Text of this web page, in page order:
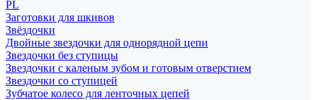
PL
Заготовки для шкивов
Звёздочки
Двойные звездочки для однорядной цепи
Звездочки без ступицы
Звездочки с каленым зубом и готовым отверстием
Звездочки со ступицей
Зубчатое колесо для ленточных цепей